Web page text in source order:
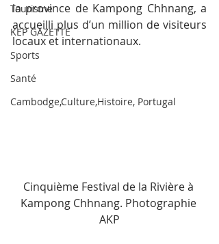
Tourisme
KEP GAZETTE
Sports
Santé
Cambodge,Culture,Histoire, Portugal
la province de Kampong Chhnang, a
accueilli plus d’un million de visiteurs
locaux et internationaux.
Cinquième Festival de la Rivière à
Kampong Chhnang. Photographie
AKP